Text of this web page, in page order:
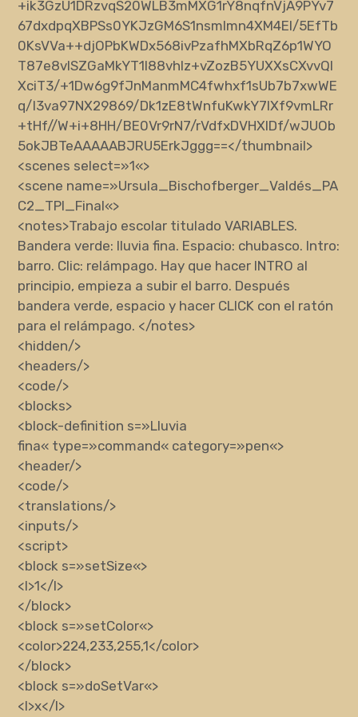
+ik3GzU1DRzvqS20WLB3mMXG1rY8nqfnVjA9PYv7
67dxdpqXBPSs0YKJzGM6S1nsmImn4XM4EI/5EfTb
0KsVVa++djOPbKWDx568ivPzafhMXbRqZ6p1WYO
T87e8vISZGaMkYT1I88vhIz+vZozB5YUXXsCXvvQl
XciT3/+1Dw6g9fJnManmMC4fwhxf1sUb7b7xwWE
q/I3va97NX29869/Dk1zE8tWnfuKwkY7lXf9vmLRr
+tHf//W+i+8HH/BE0Vr9rN7/rVdfxDVHXlDf/wJUOb
5okJBTeAAAAABJRU5ErkJggg==</thumbnail>
<scenes select=»1«>
<scene name=»Ursula_Bischofberger_Valdés_PA
C2_TPI_Final«>
<notes>Trabajo escolar titulado VARIABLES.
Bandera verde: lluvia fina. Espacio: chubasco. Intro:
barro. Clic: relámpago. Hay que hacer INTRO al
principio, empieza a subir el barro. Después
bandera verde, espacio y hacer CLICK con el ratón
para el relámpago. </notes>
<hidden/>
<headers/>
<code/>
<blocks>
<block-definition s=»Lluvia
fina« type=»command« category=»pen«>
<header/>
<code/>
<translations/>
<inputs/>
<script>
<block s=»setSize«>
<l>1</l>
</block>
<block s=»setColor«>
<color>224,233,255,1</color>
</block>
<block s=»doSetVar«>
<l>x</l>